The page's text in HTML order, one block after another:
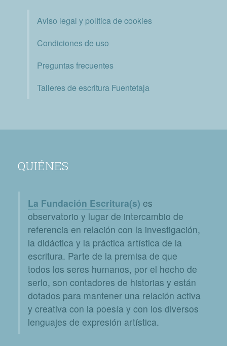
Aviso legal y política de cookies
Condiciones de uso
Preguntas frecuentes
Talleres de escritura Fuentetaja
QUIÉNES
La Fundación Escritura(s) es
observatorio y lugar de intercambio de
referencia en relación con la investigación,
la didáctica y la práctica artística de la
escritura. Parte de la premisa de que
todos los seres humanos, por el hecho de
serlo, son contadores de historias y están
dotados para mantener una relación activa
y creativa con la poesía y con los diversos
lenguajes de expresión artística.